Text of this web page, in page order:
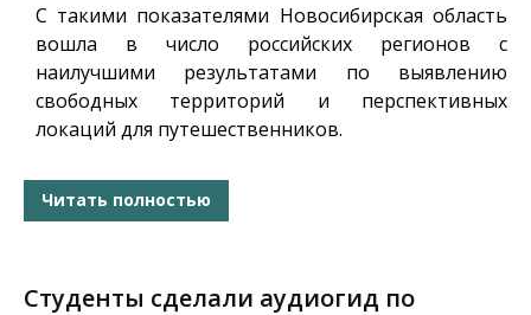
С такими показателями Новосибирская область
вошла в число российских регионов с
наилучшими результатами по выявлению
свободных территорий и перспективных
локаций для путешественников.
Читать полностью
Студенты сделали аудиогид по